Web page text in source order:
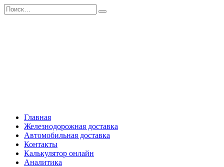
Перейти
к
Search
for:
Главная
Железнодорожная доставка
Автомобильная доставка
Контакты
Калькулятор онлайн
Аналитика